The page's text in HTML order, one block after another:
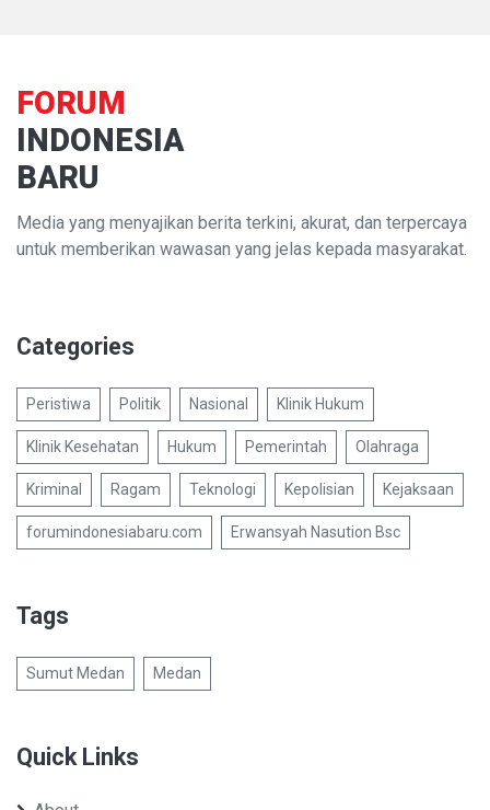
FORUM
INDONESIA
BARU
Media yang menyajikan berita terkini, akurat, dan terpercaya
untuk memberikan wawasan yang jelas kepada masyarakat.
Categories
Peristiwa Politik Nasional Klinik Hukum
Klinik Kesehatan Hukum Pemerintah Olahraga
Kriminal Ragam Teknologi Kepolisian Kejaksaan
forumindonesiabaru.com Erwansyah Nasution Bsc
Tags
Sumut Medan Medan
Quick Links